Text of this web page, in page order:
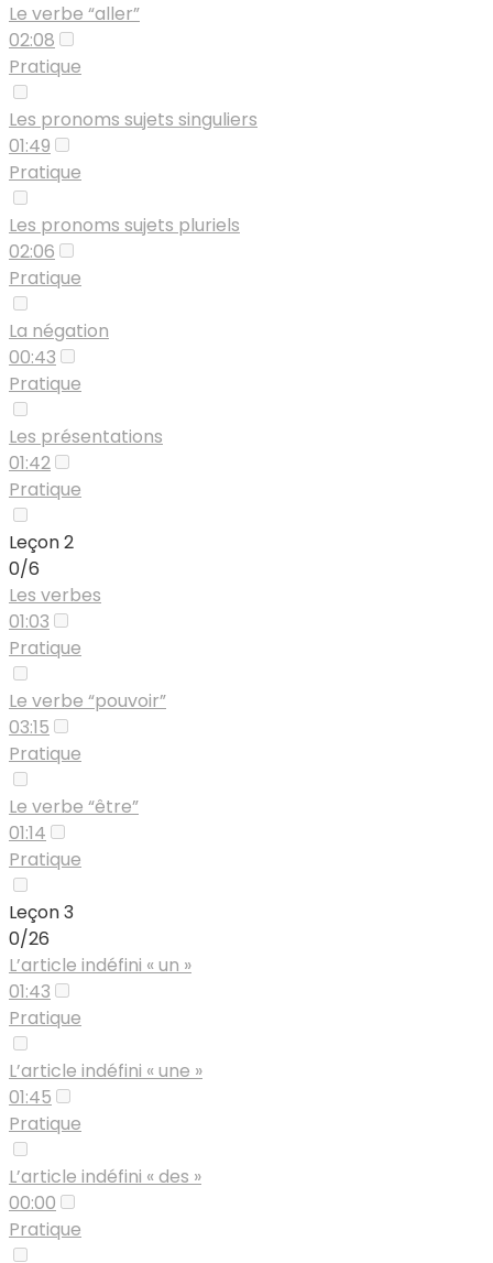
Le verbe “aller”
02:08
Pratique
Les pronoms sujets singuliers
01:49
Pratique
Les pronoms sujets pluriels
02:06
Pratique
La négation
00:43
Pratique
Les présentations
01:42
Pratique
Leçon 2
0/6
Les verbes
01:03
Pratique
Le verbe “pouvoir”
03:15
Pratique
Le verbe “être”
01:14
Pratique
Leçon 3
0/26
L’article indéfini « un »
01:43
Pratique
L’article indéfini « une »
01:45
Pratique
L’article indéfini « des »
00:00
Pratique